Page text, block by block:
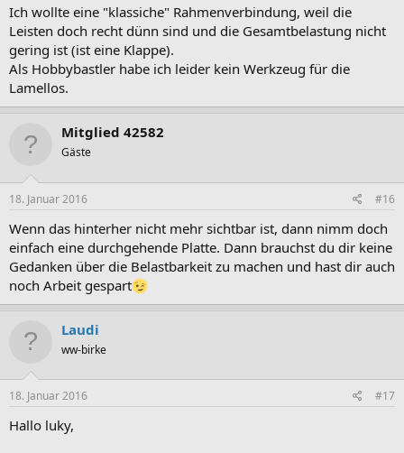
Ich wollte eine "klassiche" Rahmenverbindung, weil die
Leisten doch recht dünn sind und die Gesamtbelastung nicht
gering ist (ist eine Klappe).
Als Hobbybastler habe ich leider kein Werkzeug für die
Lamellos.
Mitglied 42582
Gäste
18. Januar 2016 #16
Wenn das hinterher nicht mehr sichtbar ist, dann nimm doch
einfach eine durchgehende Platte. Dann brauchst du dir keine
Gedanken über die Belastbarkeit zu machen und hast dir auch
noch Arbeit gespart
Laudi
ww-birke
18. Januar 2016 #17
Hallo luky,